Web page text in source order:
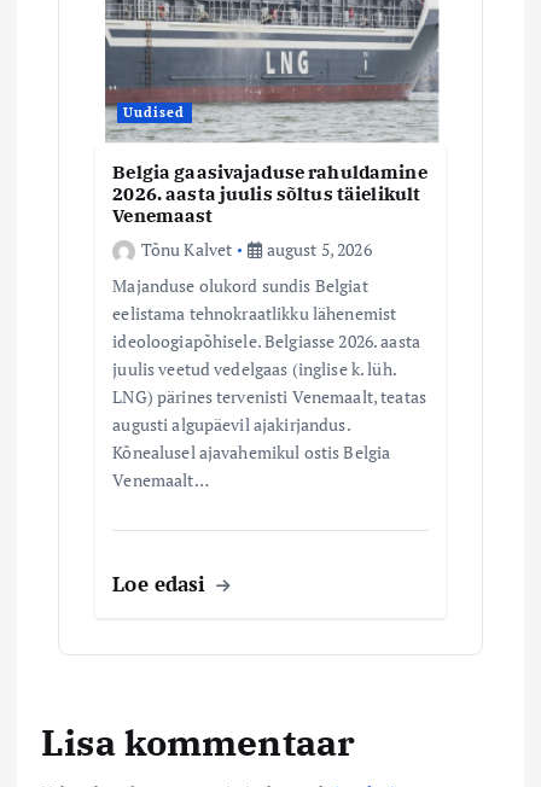
Uudised
Belgia gaasivajaduse rahuldamine
2026. aasta juulis sõltus täielikult
Venemaast
Tõnu Kalvet
august 5, 2026
Majanduse olukord sundis Belgiat
eelistama tehnokraatlikku lähenemist
ideoloogiapõhisele. Belgiasse 2026. aasta
juulis veetud vedelgaas (inglise k. lüh.
LNG) pärines tervenisti Venemaalt, teatas
augusti algupäevil ajakirjandus.
Kõnealusel ajavahemikul ostis Belgia
Venemaalt…
Loe edasi
Lisa kommentaar